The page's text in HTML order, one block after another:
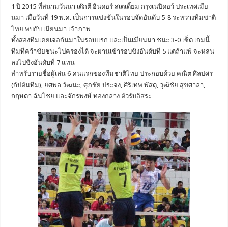
1 ปี 2015 ที่สนามวันนา เต๊กตี อินดอร์ สเตเดี้ยม กรุงเนปิดอว์ ประเทศเมีย
นมา เมื่อวันที่ 19 พ.ค. เป็นการแข่งขันในรอบจัดอันดับ 5-8 ระหว่างทีมชาติ
ไทย พบกับ เมียนมา เจ้าภาพ
ทั้งสองทีมเคยเจอกันมาในรอบแรก และเป็นเมียนมา ชนะ 3-0 เซ็ต เกมนี้
ทีมที่คว้าชัยชนะไปครองได้ จะผ่านเข้ารอบชิงอันดับที่ 5 แต่ถ้าแพ้ จะหล่น
ลงไปชิงอันดับที่ 7 แทน
สำหรับรายชื่อผู้เล่น 6 คนแรกของทีมชาติไทย ประกอบด้วย คณิต ศิลปศร
(กัปตันทีม), ยศพล วัฒนะ, ศุภชัย ประจง, ศิริเทพ พัสดุ, วุฒิชัย สุขศาลา,
กฤษดา ฉันไชย และจักรพงษ์ ทองกลาง ตัวรับอิสระ